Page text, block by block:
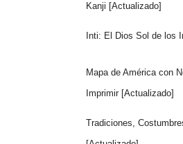
Kanji [Actualizado]
Inti: El Dios Sol de los
Mapa de América con
Imprimir [Actualizado]
Tradiciones,